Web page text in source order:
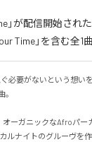
」が配信開始され
Time」を含む全1
ぐ必要がないという想い
。
ーガニックなAfroパー
ルナイトのグルーヴを